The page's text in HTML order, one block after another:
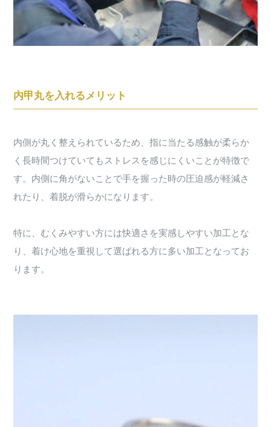
内甲丸を入れるメリット
内側が丸く整えられているため、指に当たる感触が柔らか
く長時間つけていてもストレスを感じにくいことが特徴で
す。内側に角がないことで手を握った時の圧迫感が軽減さ
れたり、着脱が滑らかになります。
特に、むくみやすい方には快適さを実感しやすい加工とな
り、着け心地を重視して選ばれる方に多い加工となってお
ります。